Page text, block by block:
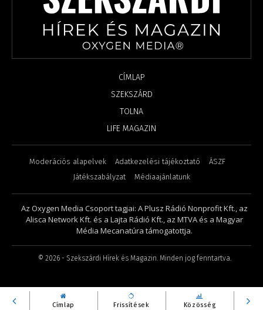
Címlap Frissítések Közösség
CÍMLAP
SZEKSZÁRD
TOLNA
LIFE MAGAZIN
Moderációs alapelvek Adatkezelési tájékoztató
ÁSZF
Játékszabályzat
Médiaajánlatunk
Az Oxygen Media Csoport tagjai: A Plusz Rádió Nonprofit Kft., az
Alisca Network Kft. és a Lajta Rádió Kft., az MTVA és a Magyar
Média Mecanatúra támogatottja.
© 2026- Szekszárdi Hírek és Magazin. Minden jog fenntartva.